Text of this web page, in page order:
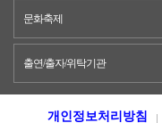
문화축제
출연/출자/위탁기관
개인정보처리방침